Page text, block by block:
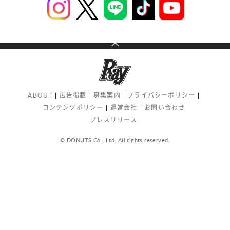
ABOUT 広告掲載 募集案内
プライバシーポリシー
コンテンツポリシー
運営会社
お問い合わせ
プレスリリース
© DONUTS Co., Ltd. All rights reserved.